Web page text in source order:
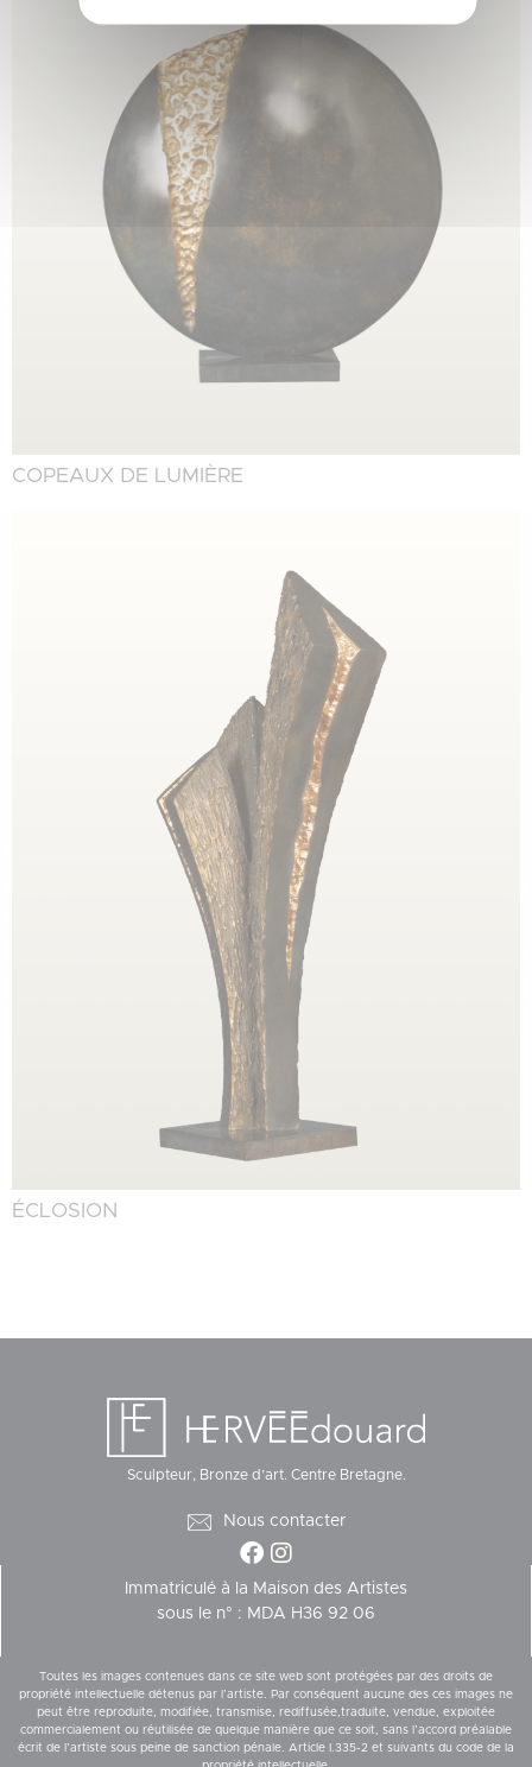
COPEAUX DE LUMIÈRE
ÉCLOSION
Sculpteur, Bronze d’art. Centre Bretagne.
Nous contacter
Immatriculé à la Maison des Artistes
sous le n° : MDA H36 92 06
Toutes les images contenues dans ce site web sont protégées par des droits de
propriété intellectuelle détenus par l’artiste. Par conséquent aucune des ces images ne
peut être reproduite, modifiée, transmise, rediffusée,traduite, vendue, exploitée
commercialement ou réutilisée de quelque manière que ce soit, sans l’accord préalable
écrit de l’artiste sous peine de sanction pénale. Article I.335-2 et suivants du code de la